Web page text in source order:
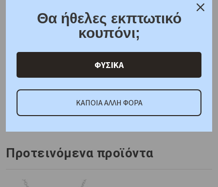
Χαρακτηριστικά Γιατί εμάς
Κριτικές
ΑΠΟΣΤΟΛΗ ΣΕ 1 - 3 ΕΡΓΑΣΙΜΕΣ
Βάρος : 1,3 gr
Διαστάσεις: Αλυσίδα:
40cm
Πιστοποίηση : Κοτσώνης
Προτεινόμενα προϊόντα
Θα ήθελες εκπτωτικό
κουπόνι;
ΦΥΣΙΚΑ
ΚΑΠΟΙΑ ΑΛΛΗ ΦΟΡΑ